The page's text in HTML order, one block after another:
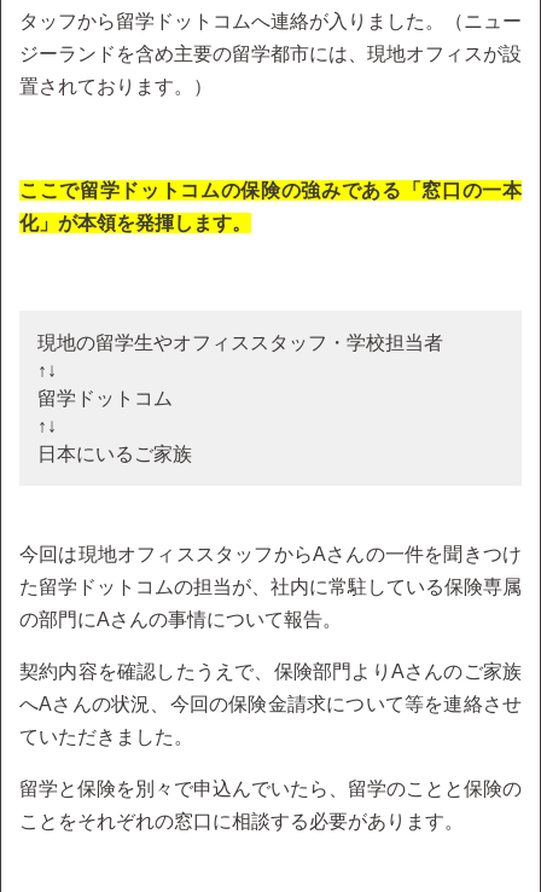
タッフから留学ドットコムへ連絡が入りました。（ニュー
ジーランドを含め主要の留学都市には、現地オフィスが設
置されております。）
ここで留学ドットコムの保険の強みである「窓口の一本
化」が本領を発揮します。
現地の留学生やオフィススタッフ・学校担当者
↑↓
留学ドットコム
↑↓
日本にいるご家族
今回は現地オフィススタッフからAさんの一件を聞きつけ
た留学ドットコムの担当が、社内に常駐している保険専属
の部門にAさんの事情について報告。
契約内容を確認したうえで、保険部門よりAさんのご家族
へAさんの状況、今回の保険金請求について等を連絡させ
ていただきました。
留学と保険を別々で申込んでいたら、留学のことと保険の
ことをそれぞれの窓口に相談する必要があります。